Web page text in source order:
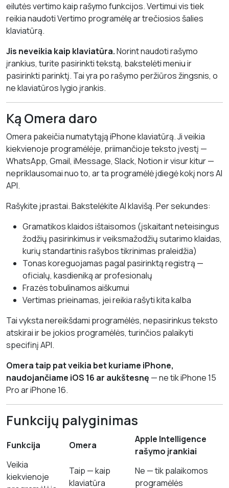
eilutės vertimo kaip rašymo funkcijos. Vertimui vis tiek
reikia naudoti Vertimo programėlę ar trečiosios šalies
klaviatūrą.
Jis neveikia kaip klaviatūra.Norint naudoti rašymo
įrankius, turite pasirinkti tekstą, bakstelėti meniu ir
pasirinkti parinktį. Tai yra po rašymo peržiūros žingsnis, o
ne klaviatūros lygio įrankis.
Ką Omera daro
Omera pakeičia numatytąją iPhone klaviatūrą. Ji veikia
kiekvienoje programėlėje, priimančioje teksto įvestį —
WhatsApp, Gmail, iMessage, Slack, Notion ir visur kitur —
nepriklausomai nuo to, ar ta programėlė įdiegė kokį nors AI
API.
Rašykite įprastai. Bakstelėkite AI klavišą. Per sekundes:
Gramatikos klaidos ištaisomos (įskaitant neteisingus
žodžių pasirinkimus ir veiksmažodžių sutarimo klaidas,
kurių standartinis rašybos tikrinimas praleidžia)
Tonas koreguojamas pagal pasirinktą registrą —
oficialų, kasdieniką ar profesionalų
Frazės tobulinamos aiškumui
Vertimas prieinamas, jei reikia rašyti kita kalba
Tai vyksta nereikšdami programėlės, nepasirinkus teksto
atskirai ir be jokios programėlės, turinčios palaikyti
specifinį API.
Omera taip pat veikia bet kuriame iPhone,
naudojančiame iOS 16 ar aukštesnę — ne tik iPhone 15
Pro ar iPhone 16.
Funkcijų palyginimas
Funkcija Omera
Apple Intelligence
rašymo įrankiai
Veikia
kiekvienoje
Taip — kaip
klaviatūra
Ne — tik palaikomos
programėlės